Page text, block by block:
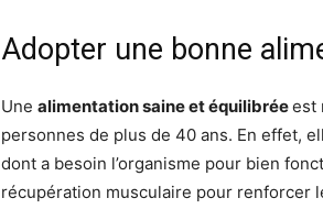
Adopter une bonne
Une alimentation saine et équilibréeest
personnes de plus de 40 ans. En effet,
dont a besoin l’organisme pour bien
récupération musculaire pour renforcer